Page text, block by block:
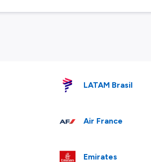
LATAM Brasil
Air France
Emirates